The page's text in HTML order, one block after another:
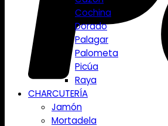
Cochina
Dorado
Palagar
Palometa
Picúa
Raya
CHARCUTERÍA
Jamón
Mortadela